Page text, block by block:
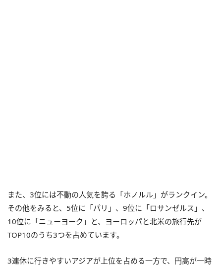
また、3位には不動の人気を誇る「ホノルル」がランクイン。
その他をみると、5位に「パリ」、9位に「ロサンゼルス」、
10位に「ニューヨーク」と、ヨーロッパと北米の旅行先が
TOP10のうち3つを占めています。
3連休に行きやすいアジアが上位を占める一方で、円高が一時